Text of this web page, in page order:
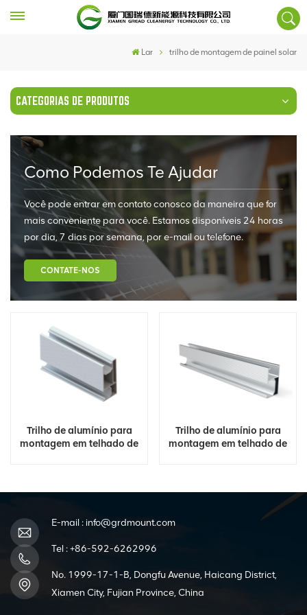
Lar trilho de montagem de painel solar
CATEGORIAS DE PRODUTOS
Como Podemos Te Ajudar
Você pode entrar em contato conosco da maneira que for
mais conveniente para você. Estamos disponíveis 24 horas
por dia, 7 dias por semana, por e-mail ou telefone.
CONTATE-NOS
Trilho de alumínio para
montagem em telhado de
Trilho de alumínio para
montagem em telhado de
E-mail : info@grdmount.com
Tel :+86-592-6262996
No. 1999-17-1-B, Dongfu Avenue, Haicang District,
Xiamen City, Fujian Province, China